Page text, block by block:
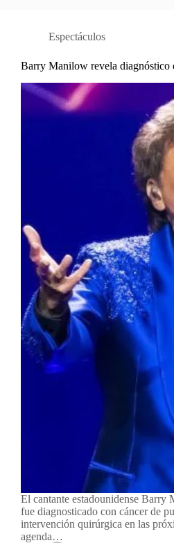
Espectáculos
Barry Manilow revela diagnóstico
El cantante estadounidense Barry
fue diagnosticado con cáncer de
intervención quirúrgica en las
agenda…